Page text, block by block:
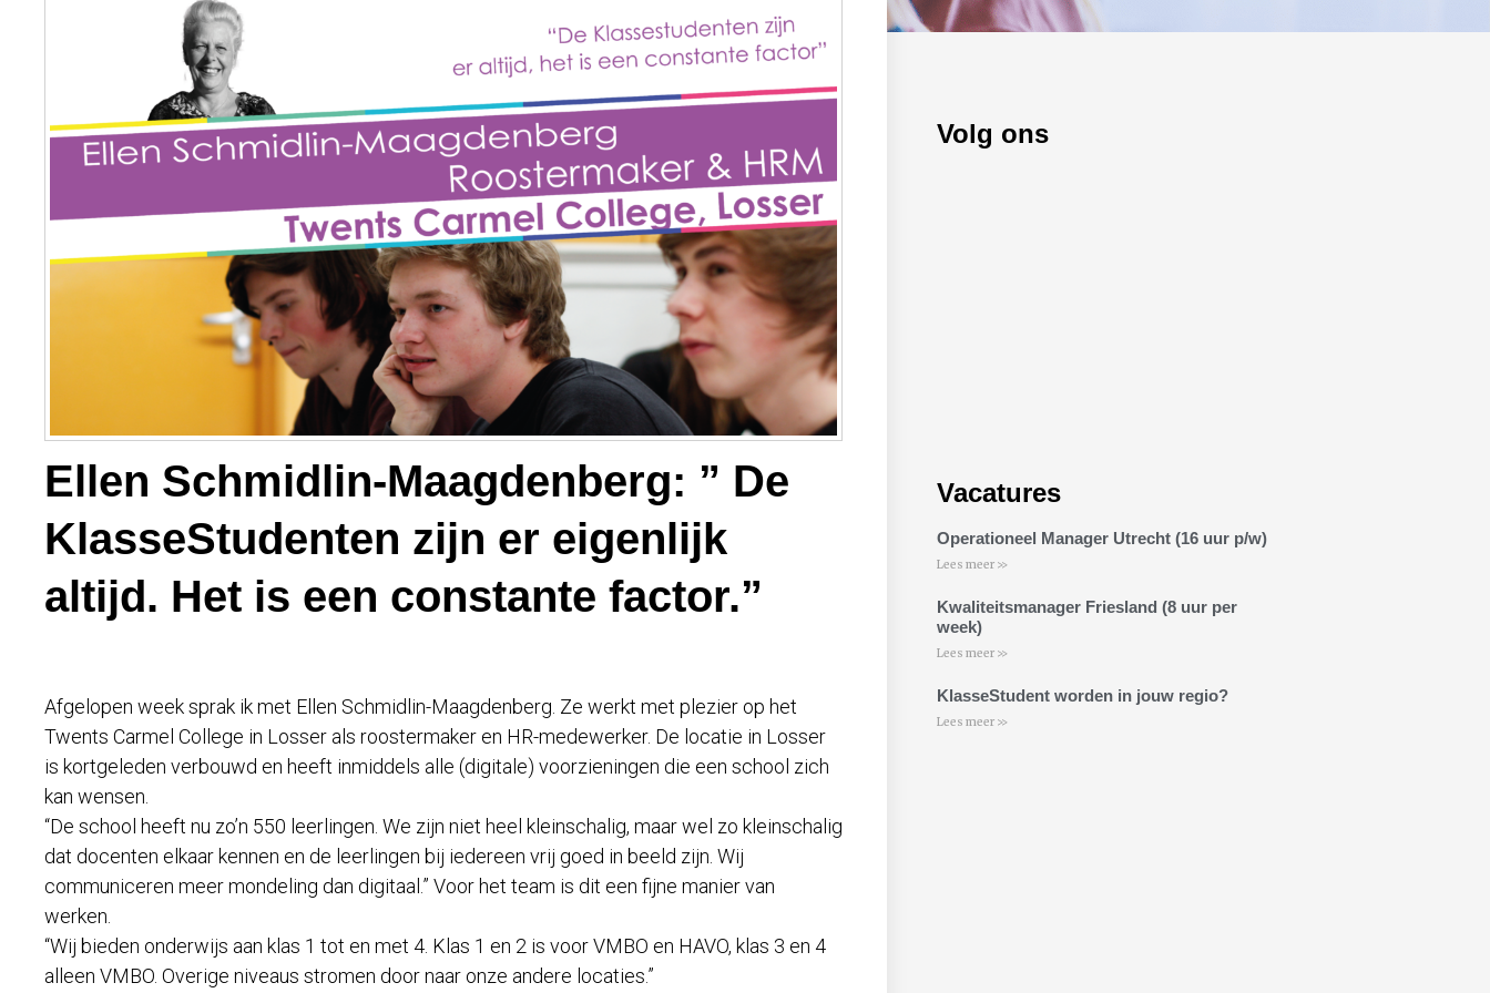
Ellen Schmidlin-Maagdenberg: ” De
KlasseStudenten zijn er eigenlijk
altijd. Het is een constante factor.”
Afgelopen week sprak ik met Ellen Schmidlin-Maagdenberg. Ze werkt met plezier op het
Twents Carmel College in Losser als roostermaker en HR-medewerker. De locatie in Losser
is kortgeleden verbouwd en heeft inmiddels alle (digitale) voorzieningen die een school zich
kan wensen.
“De school heeft nu zo’n 550 leerlingen. We zijn niet heel kleinschalig, maar wel zo kleinschalig
dat docenten elkaar kennen en de leerlingen bij iedereen vrij goed in beeld zijn. Wij
communiceren meer mondeling dan digitaal.” Voor het team is dit een fijne manier van
werken.
“Wij bieden onderwijs aan klas 1 tot en met 4. Klas 1 en 2 is voor VMBO en HAVO, klas 3 en 4
alleen VMBO. Overige niveaus stromen door naar onze andere locaties.”
Volg ons
Vacatures
Operationeel Manager Utrecht (16 uur p/w)
Lees meer >>
Kwaliteitsmanager Friesland (8 uur per
week)
Lees meer >>
KlasseStudent worden in jouw regio?
Lees meer >>